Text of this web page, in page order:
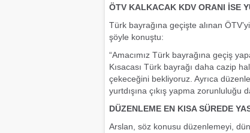
ÖTV KALKACAK KDV ORANI İSE
Türk bayrağına geçişte alınan
şöyle konuştu:
“Amacımız Türk bayrağına geçiş
Kısacası Türk bayrağı daha cazip
çekeceğini bekliyoruz. Ayrıca
yurtdışına çıkış yapma zorunluluğu
DÜZENLEME EN KISA SÜREDE
Arslan, söz konusu düzenlemeyi,